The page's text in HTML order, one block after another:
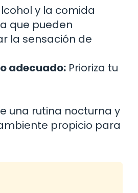
y la comida
que pueden
la sensación de
adecuado: Prioriza tu
una rutina nocturna y
propicio para